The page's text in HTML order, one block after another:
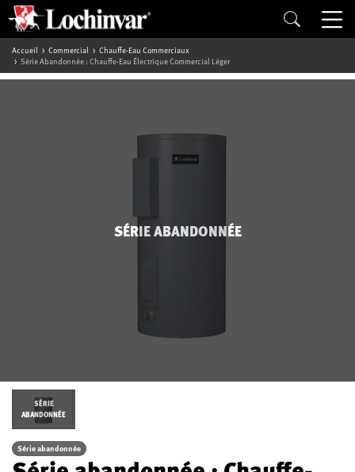
Accueil Commercial
Chauffe-Eau Commerciaux
Série Abandonnée : Chauffe-Eau Électrique Commercial Léger
SÉRIE ABANDONNÉE
SÉRIE
ABANDONNÉE
Série abandonnée